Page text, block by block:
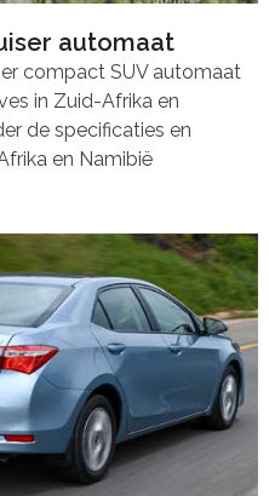
automaat
compact SUV automaat
in Zuid-Afrika en
de specificaties en
en Namibië